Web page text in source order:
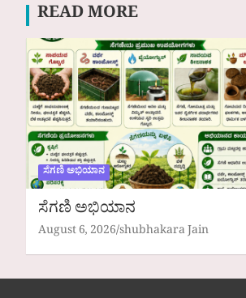
READ MORE
ಸೆಗಣಿ ಅಭಿಯಾನ
ಸೆಗಣಿ ಅಭಿಯಾನ
August 6, 2026 shubhakara Jain